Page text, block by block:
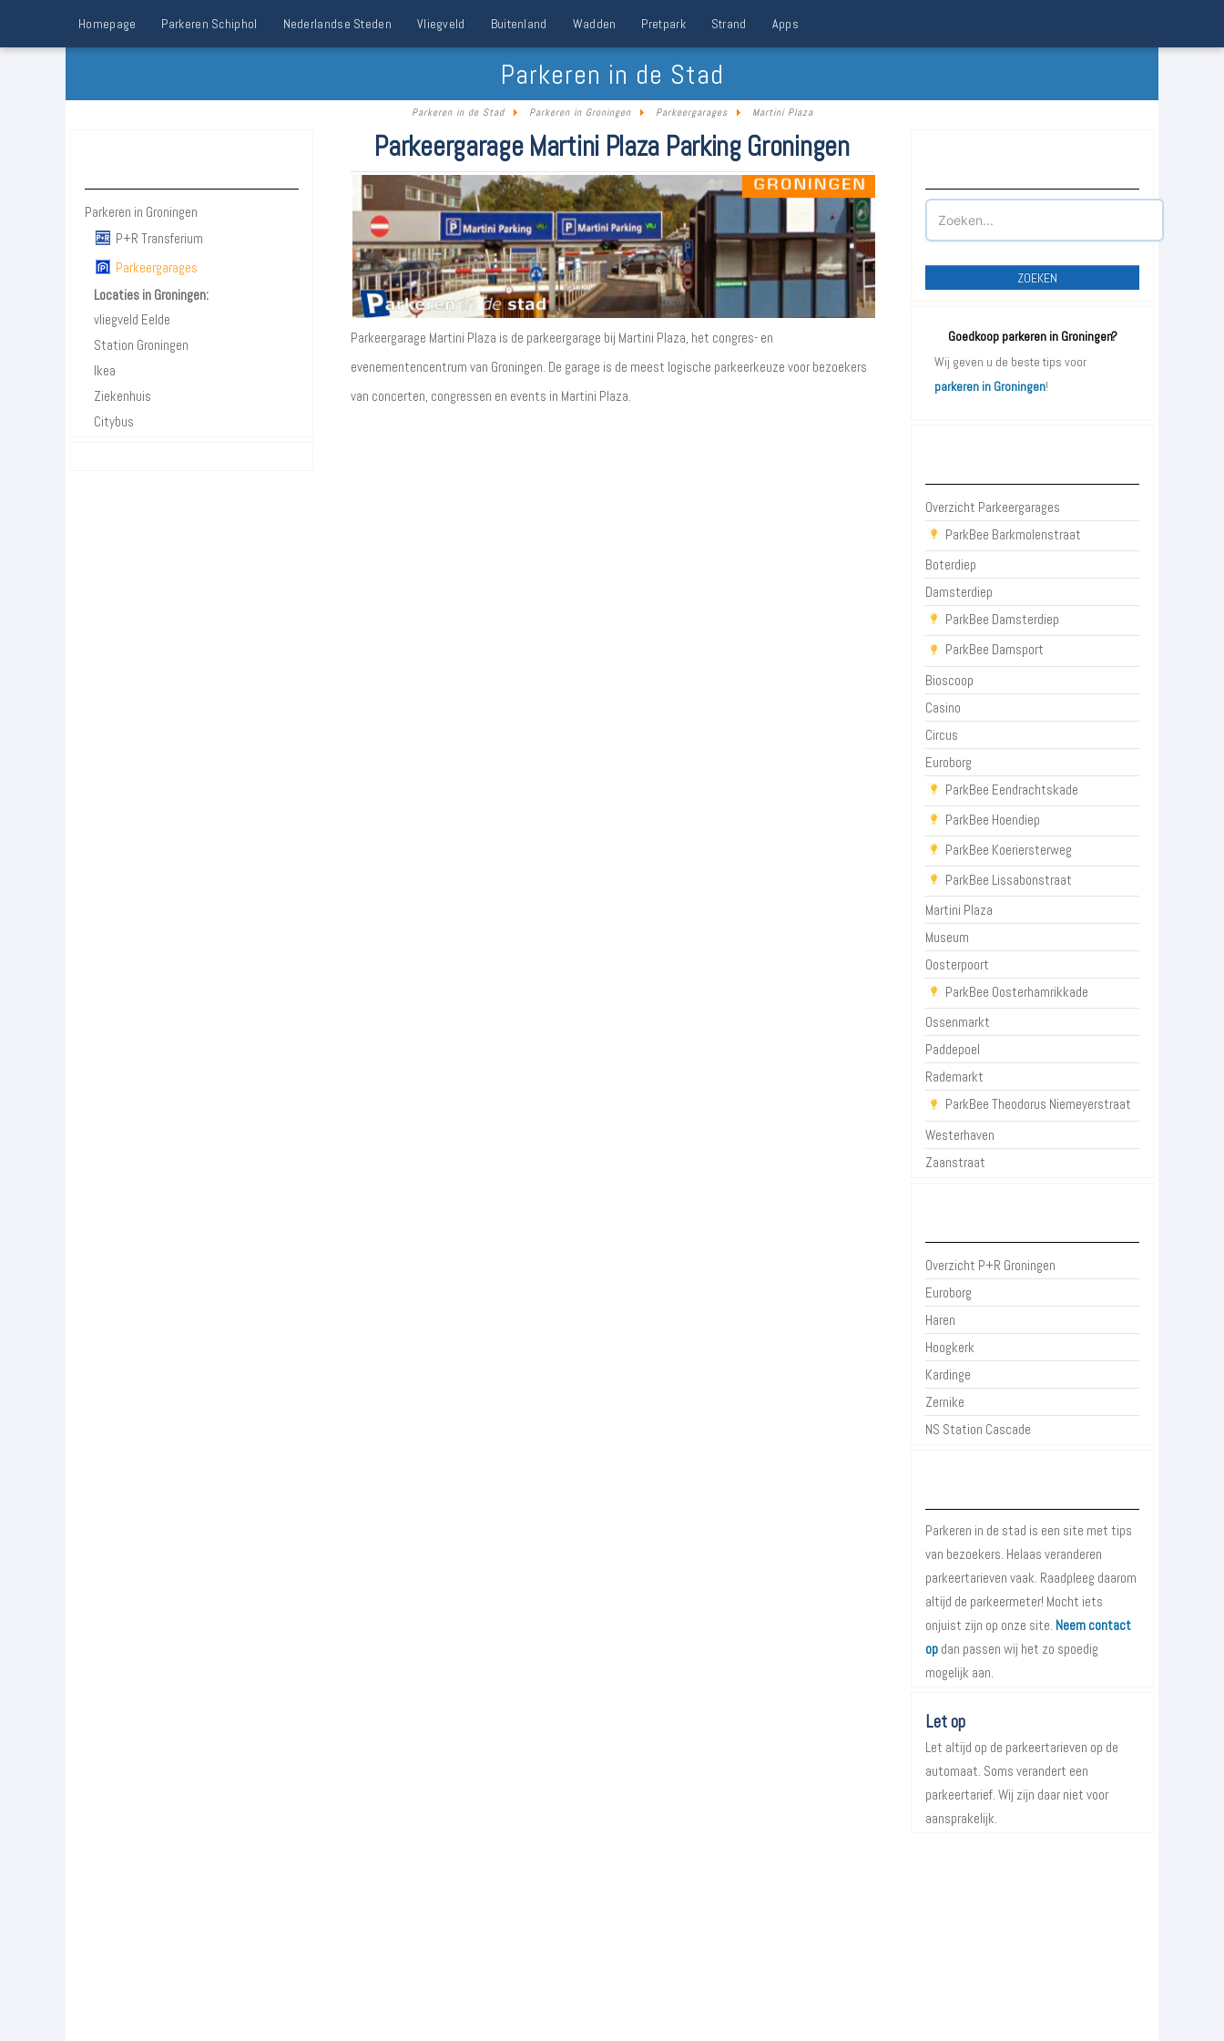
Homepage Parkeren Schiphol Nederlandse Steden Vliegveld Buitenland Wadden Pretpark Strand Apps
Parkeren in de Stad
Parkeren in de Stad Parkeren in Groningen Parkeergarages Martini Plaza
Parkeren in Groningen
P+R Transferium
Parkeergarages
Locaties in Groningen:
vliegveld Eelde
Station Groningen
Ikea
Ziekenhuis
Citybus
Parkeergarage Martini Plaza Parking Groningen
Parkeergarage Martini Plaza is de parkeergarage bij Martini Plaza, het congres- en
evenementencentrum van Groningen. De garage is de meest logische parkeerkeuze voor bezoekers
van concerten, congressen en events in Martini Plaza.
ZOEKEN
Goedkoop parkeren in Groningen?
Wij geven u de beste tips voor
parkeren in Groningen!
Overzicht Parkeergarages
ParkBee Barkmolenstraat
Boterdiep
Damsterdiep
ParkBee Damsterdiep
ParkBee Damsport
Bioscoop
Casino
Circus
Euroborg
ParkBee Eendrachtskade
ParkBee Hoendiep
ParkBee Koeriersterweg
ParkBee Lissabonstraat
Martini Plaza
Museum
Oosterpoort
ParkBee Oosterhamrikkade
Ossenmarkt
Paddepoel
Rademarkt
ParkBee Theodorus Niemeyerstraat
Westerhaven
Zaanstraat
Overzicht P+R Groningen
Euroborg
Haren
Hoogkerk
Kardinge
Zernike
NS Station Cascade
Parkeren in de stad is een site met tips
van bezoekers. Helaas veranderen
parkeertarieven vaak. Raadpleeg daarom
altijd de parkeermeter! Mocht iets
onjuist zijn op onze site. Neem contact
op dan passen wij het zo spoedig
mogelijk aan.
Let op
Let altijd op de parkeertarieven op de
automaat. Soms verandert een
parkeertarief. Wij zijn daar niet voor
aansprakelijk.